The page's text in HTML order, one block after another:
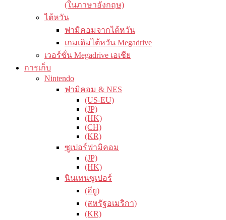
(ในภาษาอังกฤษ)
ไต้หวัน
ฟามิคอมจากไต้หวัน
เกมเดิมไต้หวัน Megadrive
เวอร์ชั่น Megadrive เอเชีย
การเก็บ
Nintendo
ฟามิคอม & NES
(US-EU)
(JP)
(HK)
(CH)
(KR)
ซูเปอร์ฟามิคอม
(JP)
(HK)
นินเทนซูเปอร์
(อียู)
(สหรัฐอเมริกา)
(KR)